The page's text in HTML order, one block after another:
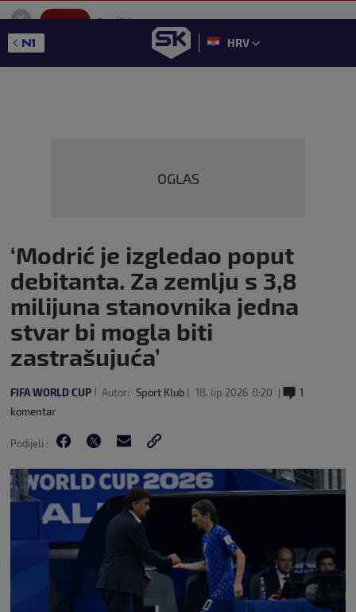
SportKlub
GET - On the Google Play
HRV
OGLAS
‘Modrić je izgledao poput
debitanta. Za zemlju s 3,8
milijuna stanovnika jedna
stvar bi mogla biti
zastrašujuća’
FIFA WORLD CUP Autor: Sport Klub 18. lip 2026 8:20
1
komentar
Podijeli :